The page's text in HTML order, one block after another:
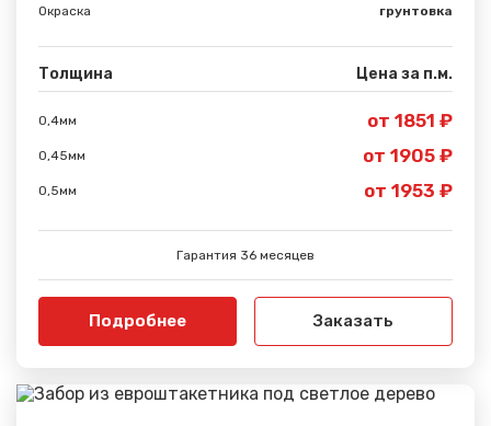
Окраска
грунтовка
Толщина Цена за п.м.
0,4мм от 1851 ₽
0,45мм от 1905 ₽
0,5мм от 1953 ₽
Гарантия 36 месяцев
Подробнее Заказать